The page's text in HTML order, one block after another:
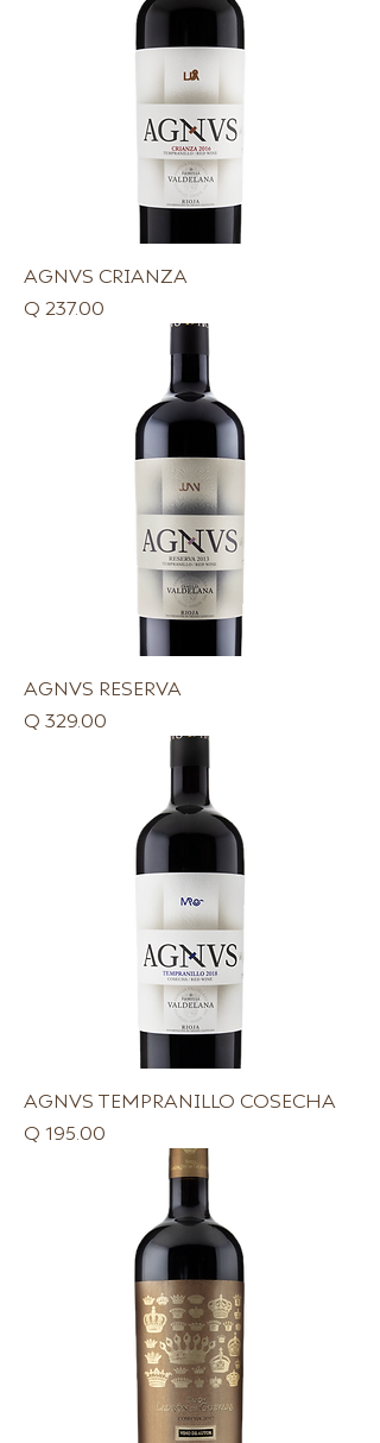
AGNVS CRIANZA
Precio
Q 237.00
AGNVS RESERVA
Precio
Q 329.00
AGNVS TEMPRANILLO COSECHA
Precio
Q 195.00